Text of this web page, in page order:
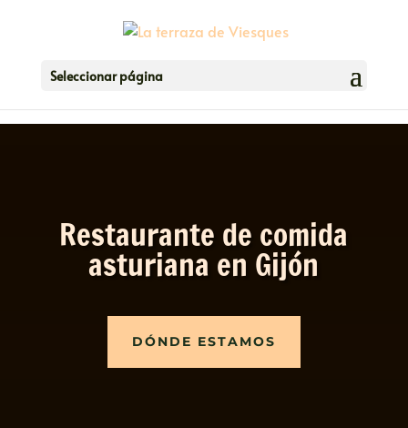
Seleccionar página
Restaurante de comida
asturiana en Gijón
DÓNDE ESTAMOS